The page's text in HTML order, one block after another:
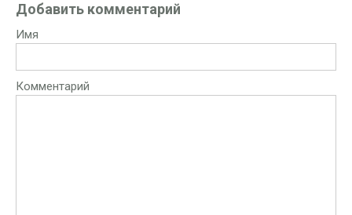
Добавить комментарий
Имя
Комментарий